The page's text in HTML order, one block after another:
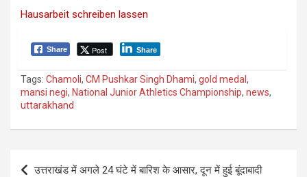
Hausarbeit schreiben lassen
Share Post Share
Tags: Chamoli, CM Pushkar Singh Dhami, gold medal ,
mansi negi, National Junior Athletics Championship, news,
uttarakhand
उत्तराखंड में अगले 24 घंटे में बारिश के आसार, दून में हुई बूंदाबादी